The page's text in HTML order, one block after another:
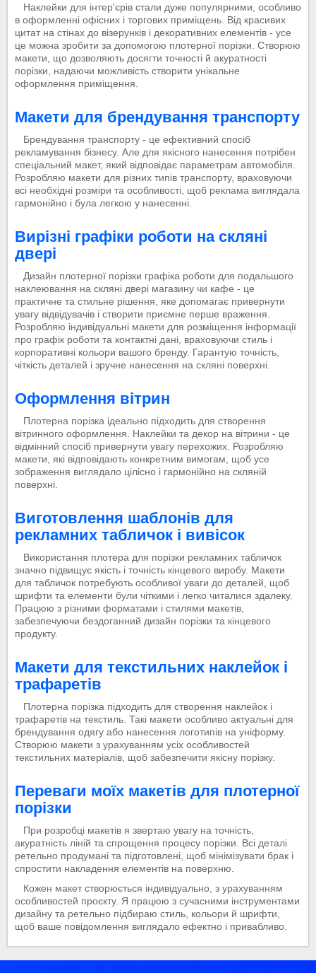
Наклейки для інтер'єрів стали дуже популярними, особливо
в оформленні офісних і торгових приміщень. Від красивих
цитат на стінах до візерунків і декоративних елементів - усе
це можна зробити за допомогою плотерної порізки. Створюю
макети, що дозволяють досягти точності й акуратності
порізки, надаючи можливість створити унікальне
оформлення приміщення.
Макети для брендування транспорту
Брендування транспорту - це ефективний спосіб
рекламування бізнесу. Але для якісного нанесення потрібен
спеціальний макет, який відповідає параметрам автомобіля.
Розробляю макети для різних типів транспорту, враховуючи
всі необхідні розміри та особливості, щоб реклама виглядала
гармонійно і була легкою у нанесенні.
Вирізні графіки роботи на скляні
двері
Дизайн плотерної порізки графіка роботи для подальшого
наклеювання на скляні двері магазину чи кафе - це
практичне та стильне рішення, яке допомагає привернути
увагу відвідувачів і створити приємне перше враження.
Розробляю індивідуальні макети для розміщення інформації
про графік роботи та контактні дані, враховуючи стиль і
корпоративні кольори вашого бренду. Гарантую точність,
чіткість деталей і зручне нанесення на скляні поверхні.
Оформлення вітрин
Плотерна порізка ідеально підходить для створення
вітринного оформлення. Наклейки та декор на вітрини - це
відмінний спосіб привернути увагу перехожих. Розробляю
макети, які відповідають конкретним вимогам, щоб усе
зображення виглядало цілісно і гармонійно на скляній
поверхні.
Виготовлення шаблонів для
рекламних табличок і вивісок
Використання плотера для порізки рекламних табличок
значно підвищує якість і точність кінцевого виробу. Макети
для табличок потребують особливої уваги до деталей, щоб
шрифти та елементи були чіткими і легко читалися здалеку.
Працюю з різними форматами і стилями макетів,
забезпечуючи бездоганний дизайн порізки та кінцевого
продукту.
Макети для текстильних наклейок і
трафаретів
Плотерна порізка підходить для створення наклейок і
трафаретів на текстиль. Такі макети особливо актуальні для
брендування одягу або нанесення логотипів на уніформу.
Створюю макети з урахуванням усіх особливостей
текстильних матеріалів, щоб забезпечити якісну порізку.
Переваги моїх макетів для плотерної
порізки
При розробці макетів я звертаю увагу на точність,
акуратність ліній та спрощення процесу порізки. Всі деталі
ретельно продумані та підготовлені, щоб мінімізувати брак і
спростити накладення елементів на поверхню.
Кожен макет створюється індивідуально, з урахуванням
особливостей проєкту. Я працюю з сучасними інструментами
дизайну та ретельно підбираю стиль, кольори й шрифти,
щоб ваше повідомлення виглядало ефектно і привабливо.